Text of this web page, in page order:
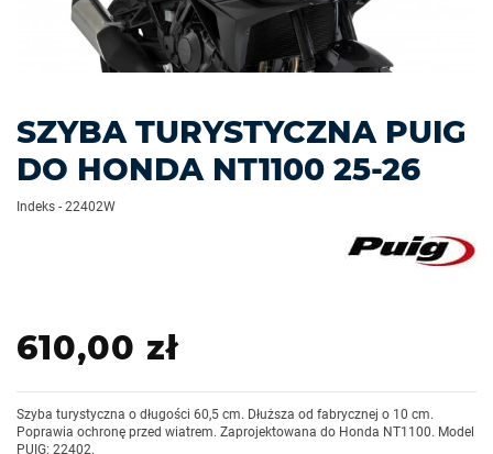
SZYBA TURYSTYCZNA PUIG
DO HONDA NT1100 25-26
Indeks - 22402W
610,00 zł
Szyba turystyczna o długości 60,5 cm. Dłuższa od fabrycznej o 10 cm.
Poprawia ochronę przed wiatrem. Zaprojektowana do Honda NT1100. Model
PUIG: 22402.